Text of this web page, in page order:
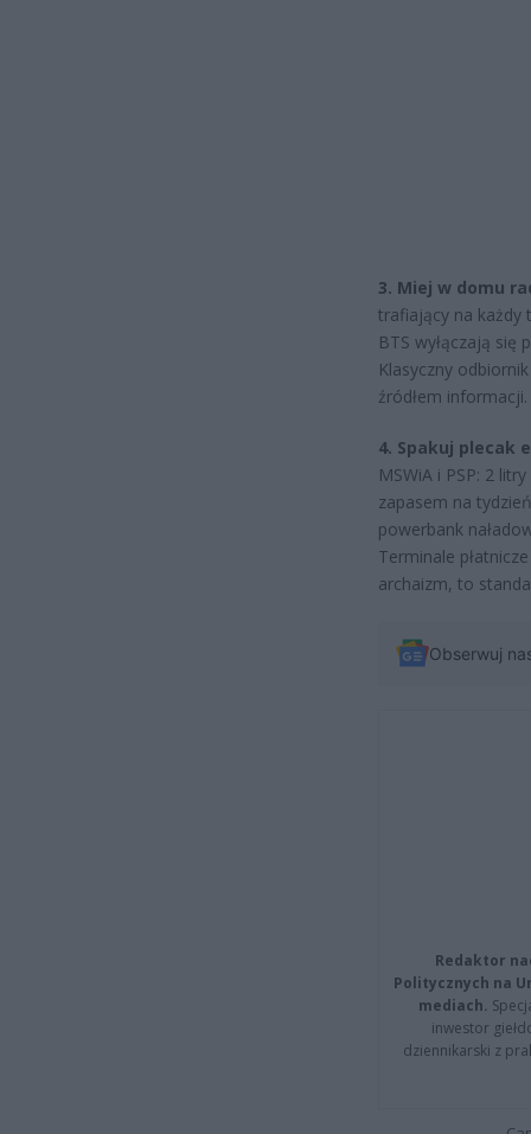
3. Miej w domu
trafiający na każdy
BTS wyłączają się
Klasyczny
źródłem
4. Spakuj plecak
MSWiA i PSP: 2
zapasem na
powerbank
Terminale
archaizm, to
Obserwuj
Redaktor
Politycznych na
mediach.
inwestor
dziennikarski z